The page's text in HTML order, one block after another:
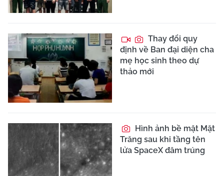
Thay đổi quy
định về Ban đại diện cha
mẹ học sinh theo dự
thảo mới
Hình ảnh bề mặt Mặt
Trăng sau khi tầng tên
lửa SpaceX đâm trúng